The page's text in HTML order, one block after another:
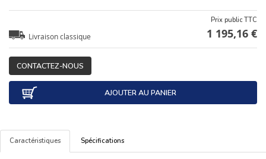
Livraison classique
Prix public TTC
1 195,16 €
CONTACTEZ-NOUS
AJOUTER AU PANIER
Caractéristiques Spécifications